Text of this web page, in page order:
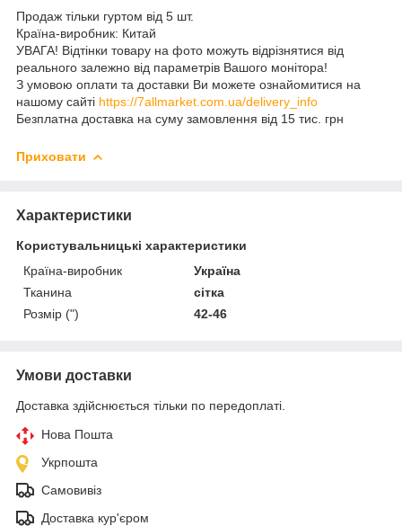
Продаж тільки гуртом від 5 шт.
Країна-виробник: Китай
УВАГА! Відтінки товару на фото можуть відрізнятися від
реального залежно від параметрів Вашого монітора!
З умовою оплати та доставки Ви можете ознайомитися на
нашому сайті https://7allmarket.com.ua/delivery_info
Безплатна доставка на суму замовлення від 15 тис. грн
Приховати
Характеристики
Користувальницькі характеристики
Країна-виробник
Україна
Тканина
сітка
Розмір (")
42-46
Умови доставки
Доставка здійснюється тільки по передоплаті.
Нова Пошта
Укрпошта
Самовивіз
Доставка кур'єром